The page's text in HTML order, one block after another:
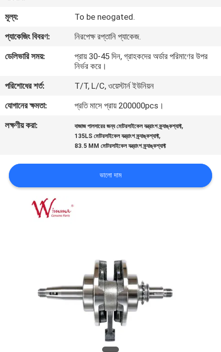
গুণমান
নিয়ন্ত্রণ
খবর
একটি
করুন
সাইটম্যাপ
মূল্য:
To be neogated.
প্যাকেজিং বিবরণ:
নিরপেক্ষ রপ্তানি প্যাকেজ.
ডেলিভারি সময়:
প্রায় 30-45 দিন, গ্রাহকদের অর্ডার পরিমাণের উপর
নির্ভর করে।
পরিশোধের শর্ত:
T/T, L/C, ওয়েস্টার্ন ইউনিয়ন
যোগানের ক্ষমতা:
প্রতি মাসে প্রায় 200000pcs।
লক্ষণীয় করা:
বাজাজ পালসারের জন্য মোটরসাইকেল যন্ত্রাংশ ক্র্যাঙ্কশ্যাফ্ট,
135LS মোটরসাইকেল যন্ত্রাংশ ক্র্যাঙ্কশ্যাফ্ট,
83.5 MM মোটরসাইকেল যন্ত্রাংশ ক্র্যাঙ্কশ্যাফ্ট
ভালো দাম